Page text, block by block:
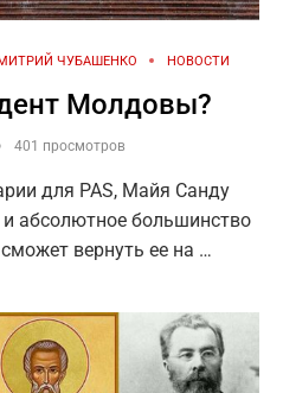
ЧУБАШЕНКО НОВОСТИ
Молдовы?
401 просмотров
для PAS, Майя Санду
и абсолютное большинство
вернуть ее на …